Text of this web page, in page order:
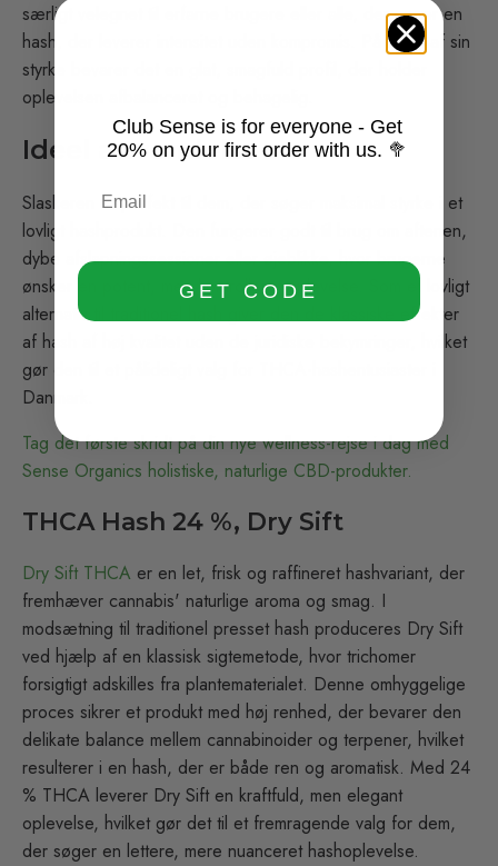
særligt velegnet til erfarne brugere eller alle, der søger en
hash, der leverer intensitet uden kompromis. På trods af sin
styrke bevarer det en glat, smagfuld profil, der holder
oplevelsen afbalanceret og behagelig.
Ideel anvendelse
Slaskeren er perfekt til dem, der søger maksimal styrke i et
lovligt
. Den fungerer godt til brug om aftenen,
dybe afslapningssessioner eller øjeblikke, hvor brugerne
ønsker en potent, men kontrolleret oplevelse. Som et lovligt
alternativ til traditionel hash giver den de klassiske effekter
af hash af høj kvalitet uden de juridiske bekymringer, hvilket
gør den til et pålideligt valg for THCA-hashentusiaster i
Danmark.
Tag det første skridt på din nye wellness-rejse i dag med
Sense Organics holistiske, naturlige CBD-produkter.
THCA Hash 24 %, Dry Sift
Dry Sift THCA er en let, frisk og raffineret hashvariant, der
fremhæver cannabis' naturlige aroma og smag. I
modsætning til traditionel presset hash produceres Dry Sift
ved hjælp af en klassisk sigtemetode, hvor trichomer
forsigtigt adskilles fra plantematerialet. Denne omhyggelige
proces sikrer et produkt med høj renhed, der bevarer den
delikate balance mellem cannabinoider og terpener, hvilket
resulterer i en hash, der er både ren og aromatisk. Med 24
% THCA leverer Dry Sift en kraftfuld, men elegant
oplevelse, hvilket gør det til et fremragende valg for dem,
der søger en lettere, mere nuanceret hashoplevelse.
Club Sense is for everyone - Get
20% on your first order with us. 🥦
GET CODE